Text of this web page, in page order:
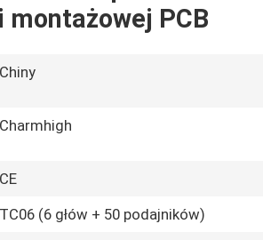
PCB
Chiny
Charmhigh
CE
TC06 (6 głów + 50 podajników)